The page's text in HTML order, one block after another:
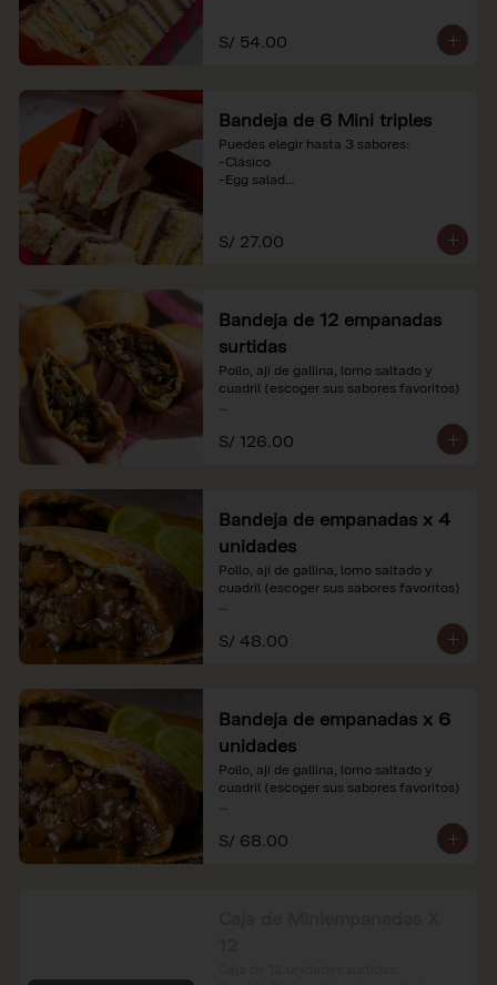
referenciales.
S/ 54.00
Bandeja de 6 Mini triples
Puedes elegir hasta 3 sabores:
-Clásico
-Egg salad
referenciales.
S/ 27.00
Bandeja de 12 empanadas
surtidas
Pollo, ají de gallina, lomo saltado y
cuadril (escoger sus sabores favoritos)
*Nuestros precios están expresados en
soles e incluyen impuestos de ley y
S/ 126.00
Bandeja de empanadas x 4
unidades
Pollo, ají de gallina, lomo saltado y
cuadril (escoger sus sabores favoritos)
*Nuestros precios están expresados en
soles e incluyen impuestos de ley y
S/ 48.00
Bandeja de empanadas x 6
unidades
Pollo, ají de gallina, lomo saltado y
cuadril (escoger sus sabores favoritos)
*Nuestros precios están expresados en
soles e incluyen impuestos de ley y
S/ 68.00